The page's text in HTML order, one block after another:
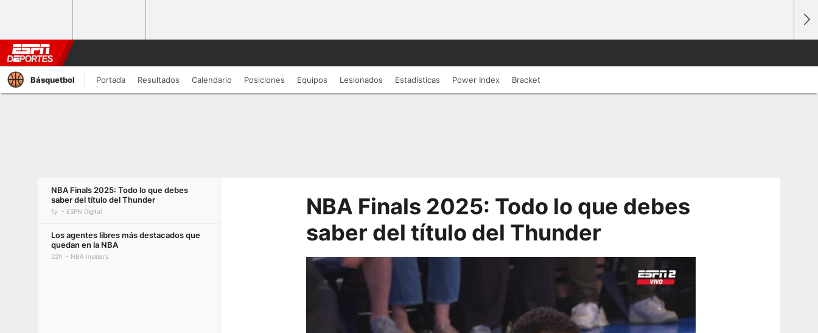
Básquetbol Portada Resultados Calendario Posiciones Equipos Lesionados Estadí­sticas Power Index Bracket
NBA Finals 2025: Todo lo que debes
saber del título del Thunder
1y ESPN Digital
Los agentes libres más destacados que
quedan en la NBA
22h NBA Insiders
NBA Finals 2025: Todo lo que debes
saber del título del Thunder